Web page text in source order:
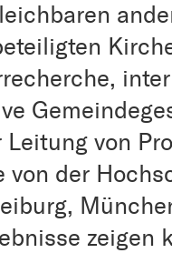
von
von der
zeigen